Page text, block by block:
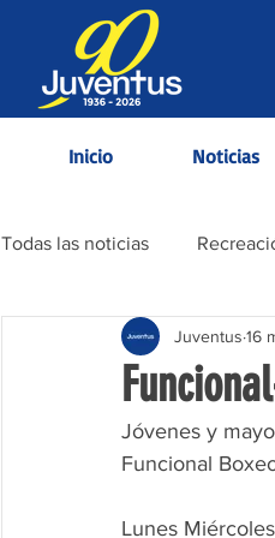
Inicio Noticias
Todas las noticias
Contenido Informativo
Juventus 16
Jóvenes y
Funcional
Lunes